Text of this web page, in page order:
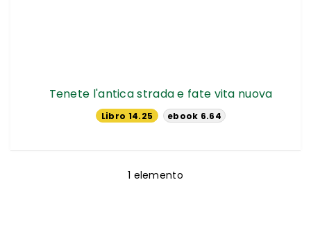
Tenete l'antica strada e fate vita nuova
Libro 14.25
ebook 6.64
1 elemento